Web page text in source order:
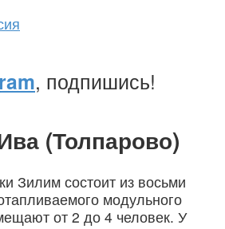
, подпишись!
(Толпарово)
Зилим состоит из восьми
модульного
от 2 до 4 человек. У